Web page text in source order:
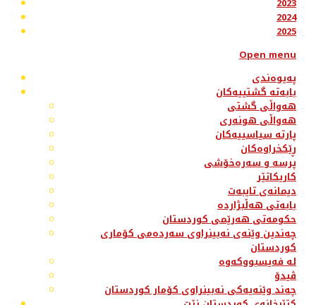
2024
2025
Open menu
پەیوەندی
بابەتە گشتییەکان
هەواڵی گشتی
هەواڵی هونەری
پارتە سیاسییەکان
ڕێکخراوەکان
پرسە و سەرەخۆشی
کاریکاتێر
دیمانەی تایبەت
بابەتی هەڵبژاردە
حکومەتی هەرێمی کوردستان
چەندین وێنەی نەبینراوی سەردەمی کۆماری
کوردستان
لە فەیسبووکەوە
ڤیدۆ
چەند وێنەیەکی نەبینراوی کۆمار کوردستان